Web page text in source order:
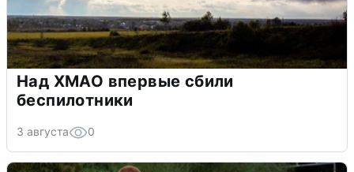
Над ХМАО впервые сбили
беспилотники
3 августа 0